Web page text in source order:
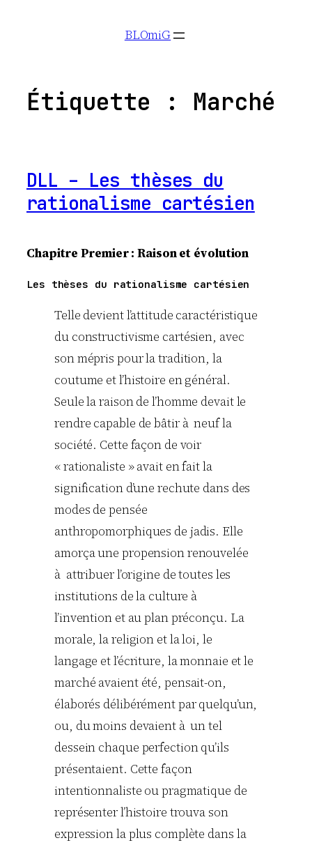
BLOmiG
Étiquette : Marché
DLL – Les thèses du
rationalisme cartésien
ChapitrePremier: Raison et évolution
Les thèses du rationalisme cartésien
Telle devient l’attitude caractéristique
du constructivisme cartésien, avec
son mépris pour la tradition, la
coutume et l’histoire en général.
Seule la raison de l’homme devait le
rendre capable de bâtir à neuf la
société. Cette façon de voir
« rationaliste » avait en fait la
signification d’une rechute dans des
modes de pensée
anthropomorphiques de jadis. Elle
amorça une propension renouvelée
à attribuer l’origine de toutes les
institutions de la culture à
l’invention et au plan préconçu. La
morale, la religion et la loi, le
langage et l’écriture, la monnaie et le
marché avaient été, pensait-on,
élaborés délibérément par quelqu’un,
ou, du moins devaient à un tel
dessein chaque perfection qu’ils
présentaient. Cette façon
intentionnaliste ou pragmatique de
représenter l’histoire trouva son
expression la plus complète dans la